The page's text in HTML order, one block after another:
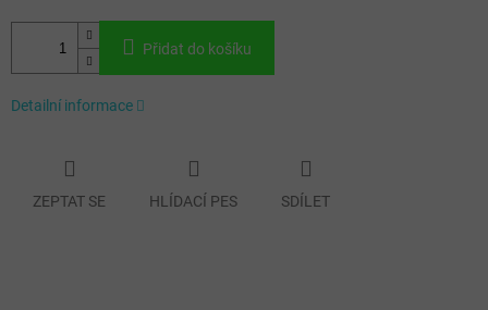
Přidat do košíku
Detailní informace
ZEPTAT SE HLÍDACÍ PES SDÍLET